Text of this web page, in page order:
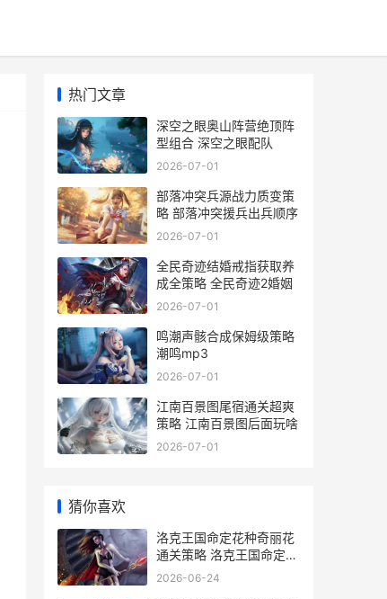
热门文章
深空之眼奥山阵营绝顶阵
型组合 深空之眼配队
2026-07-01
部落冲突兵源战力质变策
略 部落冲突援兵出兵顺序
2026-07-01
全民奇迹结婚戒指获取养
成全策略 全民奇迹2婚姻
2026-07-01
鸣潮声骸合成保姆级策略
潮鸣mp3
2026-07-01
江南百景图尾宿通关超爽
策略 江南百景图后面玩啥
2026-07-01
猜你喜欢
洛克王国命定花种奇丽花
通关策略 洛克王国命定花
种怎么解锁
2026-06-24